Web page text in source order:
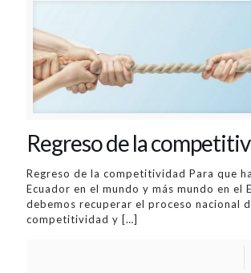
Regreso de la
Regreso de la competitividad Para que
Ecuador en el mundo y más mundo en el
debemos recuperar el proceso nacional
competitividad y […]